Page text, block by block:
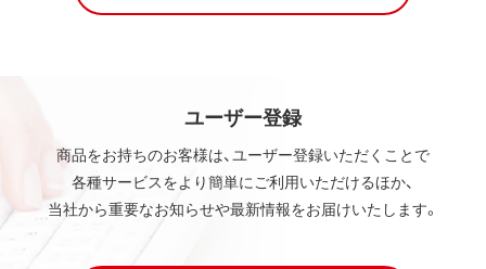
ユーザー登録
商品をお持ちのお客様は、ユーザー登録いただくことで
各種サービスをより簡単にご利用いただけるほか、
当社から重要なお知らせや最新情報をお届けいたします。